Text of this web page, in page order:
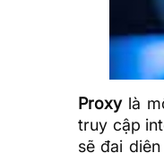
Proxylà
truy cập
sẽ đại